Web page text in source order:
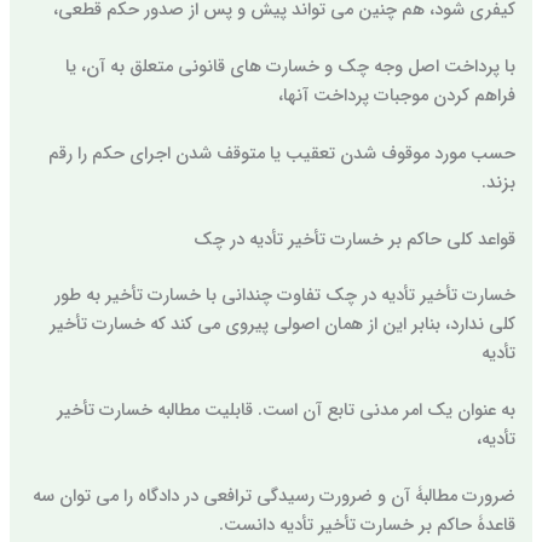
کیفری شود، هم چنین می تواند پیش و پس از صدور حکم قطعی،
با پرداخت اصل وجه چک و خسارت های قانونی متعلق به آن، یا
فراهم کردن موجبات پرداخت آنها،
حسب مورد موقوف شدن تعقیب یا متوقف شدن اجرای حکم را رقم
بزند.
قواعد کلی حاکم بر خسارت تأخیر تأدیه در چک
خسارت تأخیر تأدیه در چک تفاوت چندانی با خسارت تأخیر به طور
کلی ندارد، بنابر این از همان اصولی پیروی می کند که خسارت تأخیر
تأدیه
به عنوان یک امر مدنی تابع آن است. قابلیت مطالبه خسارت تأخیر
تأدیه،
ضرورت مطالبۀ آن و ضرورت رسیدگی ترافعی در دادگاه را می توان سه
قاعدۀ حاکم بر خسارت تأخیر تأدیه دانست.